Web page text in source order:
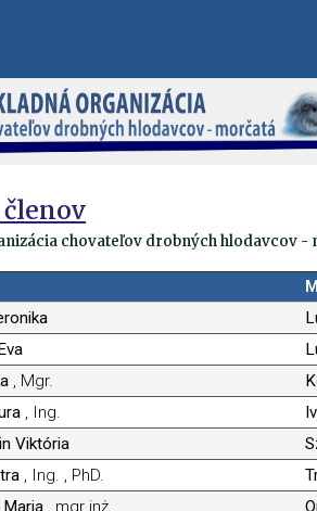
chovateľov drobných hlodavcov -
, Mgr.
, Ing.
Viktória
, Ing. , PhD.
, mgr inż.